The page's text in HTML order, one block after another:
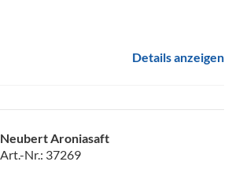
Details anzeigen
Neubert Aroniasaft
Art.-Nr.: 37269